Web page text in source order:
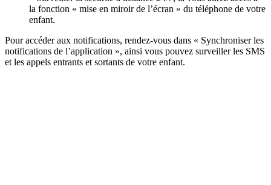
la fonction « mise en miroir de l’écran » du téléphone de votre
enfant.
Pour accéder aux notifications, rendez-vous dans « Synchroniser les
notifications de l’application », ainsi vous pouvez surveiller les SMS
et les appels entrants et sortants de votre enfant.